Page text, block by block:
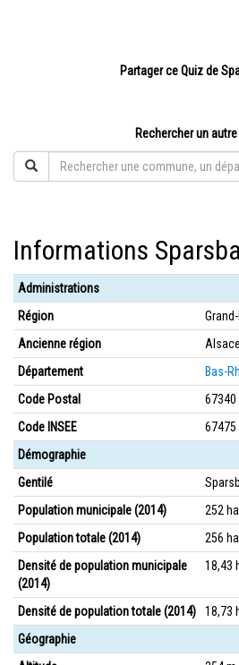
Partager ce Quiz de
Rechercher un
Informations
Administrations
Région
Ancienne région
Alsace
Département
Bas-
Code Postal
67340
Code INSEE
67475
Démographie
Gentilé
Population municipale (2014)
252
Population totale (2014)
256
Densité de population municipale
(2014)
18,43
Densité de population totale (2014)
18,73
Géographie